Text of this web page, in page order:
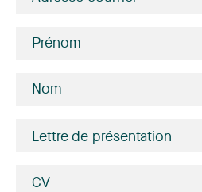
Lettre de présentation
CV